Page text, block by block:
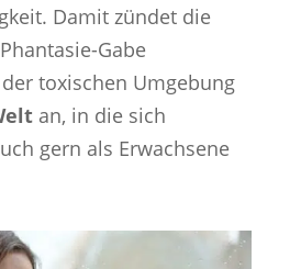
Damit zündet die
Gabe
toxischen Umgebung
an, in die sich
gern als Erwachsene